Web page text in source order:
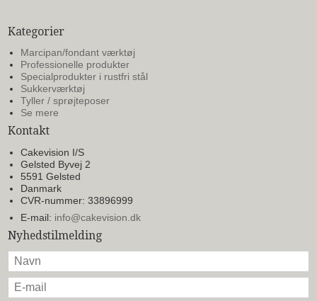
Kategorier
Marcipan/fondant værktøj
Professionelle produkter
Specialprodukter i rustfri stål
Sukkerværktøj
Tyller / sprøjteposer
Se mere
Kontakt
Cakevision I/S
Gelsted Byvej 2
5591 Gelsted
Danmark
CVR-nummer: 33896999
E-mail: info@cakevision.dk
Nyhedstilmelding